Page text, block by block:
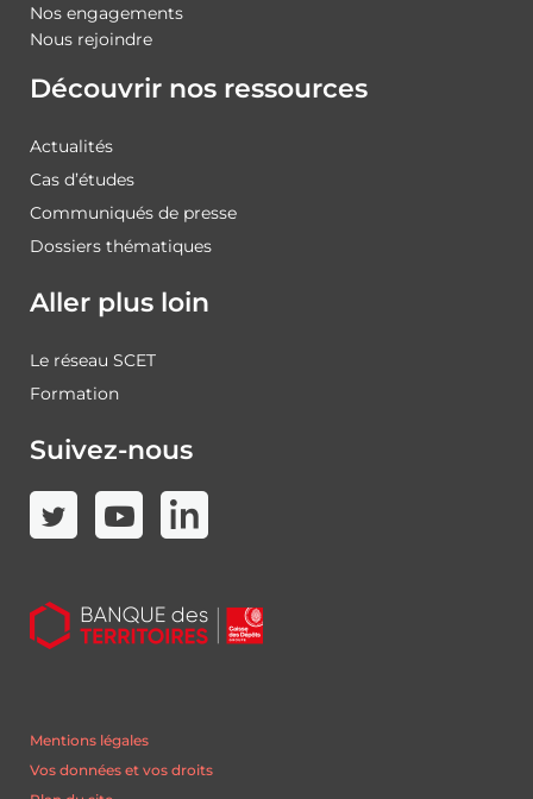
Nos engagements
Nous rejoindre
Découvrir nos ressources
Actualités
Cas d’études
Communiqués de presse
Dossiers thématiques
Aller plus loin
Le réseau SCET
Formation
Suivez-nous
Mentions légales
Vos données et vos droits